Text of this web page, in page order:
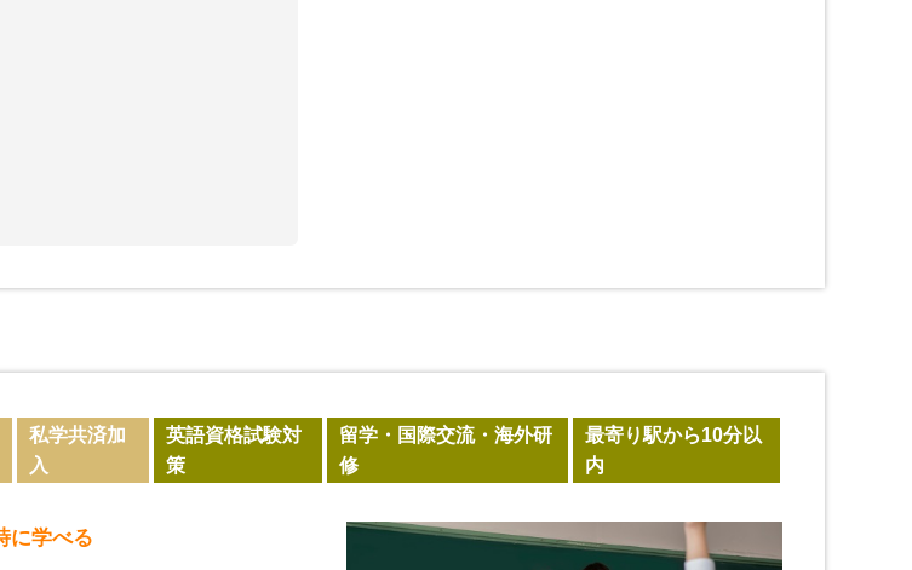
私学共済加
入
英語資格試験対
策
留学・国際交流・海外研
修
最寄り駅から10分以
内
に学べる